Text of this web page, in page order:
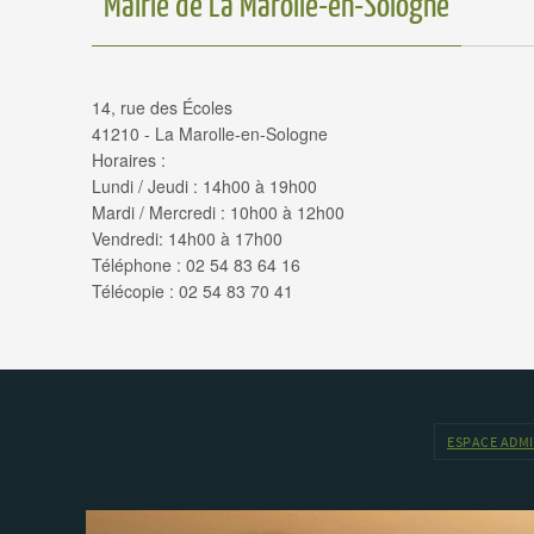
14, rue des Écoles
41210 - La Marolle-en-Sologne
Horaires :
Lundi / Jeudi : 14h00 à 19h00
Mardi / Mercredi : 10h00 à 12h00
Vendredi: 14h00 à 17h00
Téléphone : 02 54 83 64 16
Télécopie : 02 54 83 70 41
ESPACE